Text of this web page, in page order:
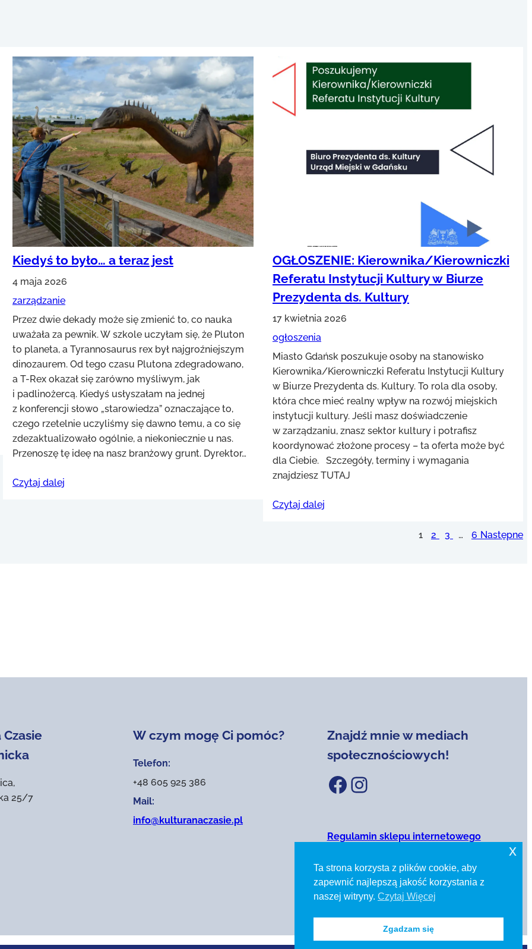
Kiedyś to było… a teraz jest
4 maja 2026
zarządzanie
Przez dwie dekady może się zmienić to, co nauka
uważała za pewnik. W szkole uczyłam się, że Pluton
to planeta, a Tyrannosaurus rex był najgroźniejszym
dinozaurem. Od tego czasu Plutona zdegradowano,
a T-Rex okazał się zarówno myśliwym, jak
i padlinożercą. Kiedyś usłyszałam na jednej
z konferencji słowo „starowiedza” oznaczające to,
czego rzetelnie uczyliśmy się dawno temu, a co się
zdezaktualizowało ogólnie, a niekoniecznie u nas.
Przenoszę tę ideę na nasz branżowy grunt. Dyrektor…
OGŁOSZENIE: Kierownika/Kierowniczki
Referatu Instytucji Kultury w Biurze
Prezydenta ds. Kultury
17 kwietnia 2026
ogłoszenia
Miasto Gdańsk poszukuje osoby na stanowisko
Kierownika/Kierowniczki Referatu Instytucji Kultury
w Biurze Prezydenta ds. Kultury. To rola dla osoby,
która chce mieć realny wpływ na rozwój miejskich
instytucji kultury. Jeśli masz doświadczenie
w zarządzaniu, znasz sektor kultury i potrafisz
koordynować złożone procesy – ta oferta może być
dla Ciebie. Szczegóły, terminy i wymagania
znajdziesz TUTAJ
25/7
+48 605 925 386
Mail:
info@kulturanaczasie.pl
społecznościowych!
Facebook Instagram
Ta strona korzysta z plików cookie, aby
zapewnić najlepszą jakość korzystania z
naszej witryny. Czytaj Więcej
Zgadzam się
x